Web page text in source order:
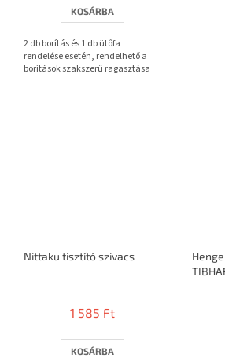
5-
ből
csillag.
KOSÁRBA
2 db borítás és 1 db ütőfa
rendelése esetén, rendelhető a
borítások szakszerű ragasztása
Nittaku tisztító szivacs
1 585 Ft
KOSÁRBA